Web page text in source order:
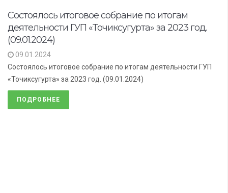
Состоялось итоговое собрание по итогам
деятельности ГУП «Точиксугурта» за 2023 год.
(09.01.2024)
09.01.2024
Состоялось итоговое собрание по итогам деятельности ГУП
«Точиксугурта» за 2023 год. (09.01.2024)
ПОДРОБНЕЕ